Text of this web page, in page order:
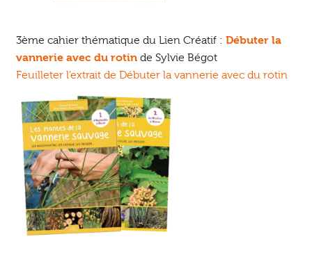
3ème cahier thématique du Lien Créatif : Débuter la
vannerie avec du rotinde Sylvie Bégot
Feuilleter l’extrait de Débuter la vannerie avec du rotin